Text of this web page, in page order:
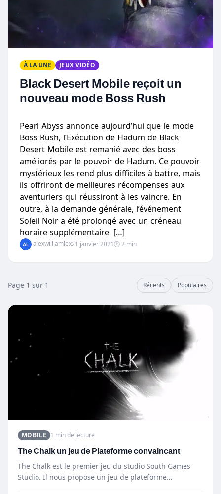
À LA UNE JEUX VIDÉO
Black Desert Mobile reçoit un
nouveau mode Boss Rush
Pearl Abyss annonce aujourd’hui que le mode
Boss Rush, l‘Exécution de Hadum de Black
Desert Mobile est remanié avec des boss
améliorés par le pouvoir de Hadum. Ce pouvoir
mystérieux les rend plus difficiles à battre, mais
ils offriront de meilleures récompenses aux
aventuriers qui réussiront à les vaincre. En
outre, à la demande générale, l’événement
Soleil Noir a été prolongé avec un créneau
horaire supplémentaire. […]
alexwilliamlex21 janvier 2021🕐 2 min
Page 1 sur 1 Récents Populaires
MOBILE 1 min de lecture
The Chalk un jeu de Plateforme convaincant
The Chalk est le premier jeu du studio South Games
Studio. Il nous propose un jeu de plateforme…